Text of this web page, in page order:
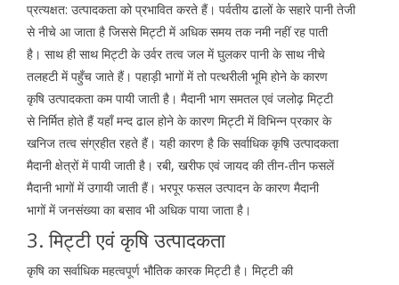
प्रत्यक्षत: उत्पादकता को प्रभावित करते हैं। पर्वतीय ढालों के सहारे पानी तेजी
से नीचे आ जाता है जिससे मिट्टी में अधिक समय तक नमी नहीं रह पाती
है। साथ ही साथ मिट्टी के उर्वर तत्व जल में घुलकर पानी के साथ नीचे
तलहटी में पहुँच जाते हैं। पहाड़ी भागों में तो पत्थरीली भूमि होने के कारण
कृषि उत्पादकता कम पायी जाती है। मैदानी भाग समतल एवं जलोढ़ मिट्टी
से निर्मित होते हैं यहाँ मन्द ढाल होने के कारण मिट्टी में विभिन्न प्रकार के
खनिज तत्व संग्रहीत रहते हैं। यही कारण है कि सर्वाधिक कृषि उत्पादकता
मैदानी क्षेत्रों में पायी जाती है। रबी, खरीफ एवं जायद की तीन-तीन फसलें
मैदानी भागों में उगायी जाती हैं। भरपूर फसल उत्पादन के कारण मैदानी
भागों में जनसंख्या का बसाव भी अधिक पाया जाता है।
3. मिट्टी एवं कृषि उत्पादकता
कृषि का सर्वाधिक महत्वपूर्ण भौतिक कारक मिट्टी है। मिट्टी की